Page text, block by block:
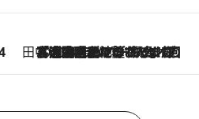
田中稲の勝手に再ブーム
2026.8.7
「湘南乃風に憧れて」観客大盛上がりの“タオル回し”に、ラッパー顔負けの高速歌唱まで…さだまさし（74）のアグレッシブすぎる現在地